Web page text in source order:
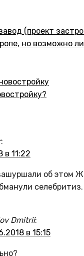
но возможно
:
в 11:22
об этом
Dmitrii:
в 15:15